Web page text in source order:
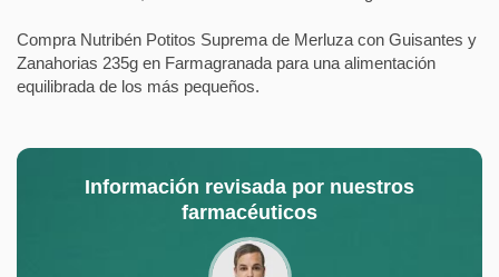
Compra Nutribén Potitos Suprema de Merluza con Guisantes y
Zanahorias 235g en Farmagranada para una alimentación
equilibrada de los más pequeños.
Información revisada por nuestros
farmacéuticos